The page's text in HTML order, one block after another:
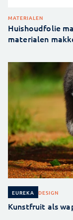
MATERIALEN
Huishoudfolie
materialen
EUREKA DESIGN
Kunstfruit als